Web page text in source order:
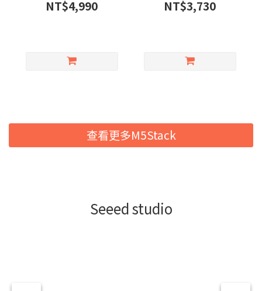
NT$4,990
600x400 C151
NT$3,730
查看更多M5Stack
Seeed studio